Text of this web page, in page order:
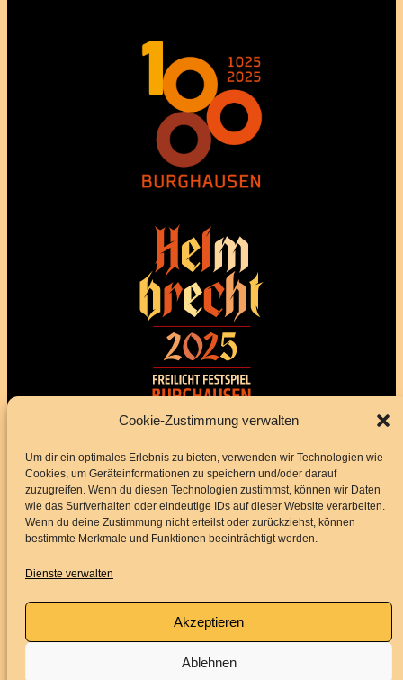
Cookie-Zustimmung verwalten
Um dir ein optimales Erlebnis zu bieten, verwenden wir Technologien wie
Cookies, um Geräteinformationen zu speichern und/oder darauf
zuzugreifen. Wenn du diesen Technologien zustimmst, können wir Daten
wie das Surfverhalten oder eindeutige IDs auf dieser Website verarbeiten.
Wenn du deine Zustimmung nicht erteilst oder zurückziehst, können
bestimmte Merkmale und Funktionen beeinträchtigt werden.
Dienste verwalten
Akzeptieren
Ablehnen
Impressum
Datenschutz
Folge uns
Service